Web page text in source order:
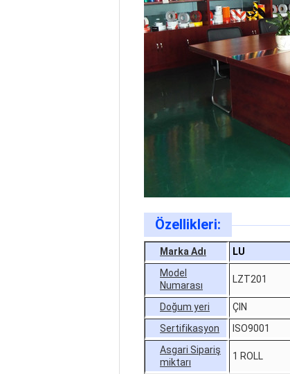
Özellikleri:
Marka Adı
LU
Model
Numarası
LZT201
Doğum yeri
ÇIN
Sertifikasyon
ISO9001
Asgari Sipariş
miktarı
1 ROLL